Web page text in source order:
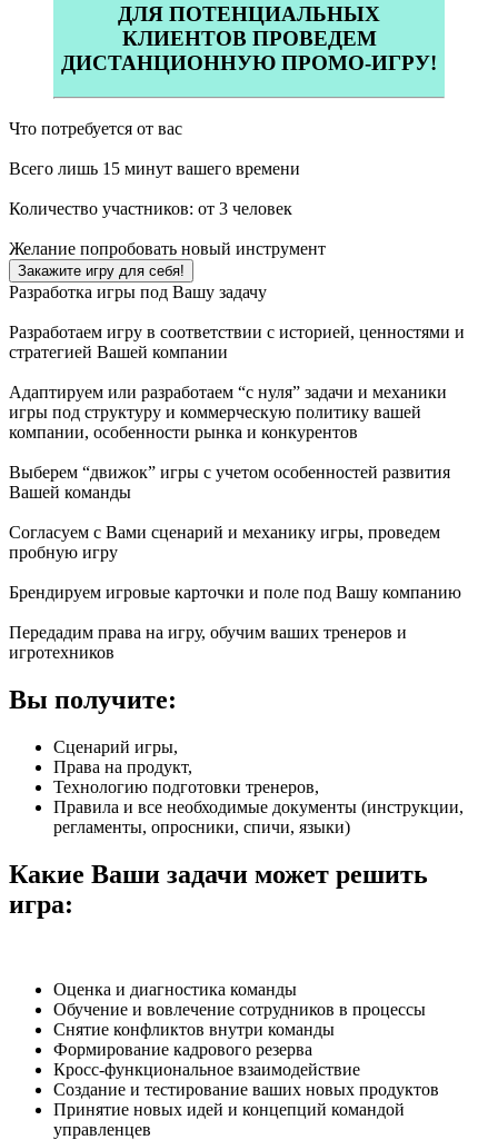
ДЛЯ ПОТЕНЦИАЛЬНЫХ
КЛИЕНТОВ ПРОВЕДЕМ
ДИСТАНЦИОННУЮ ПРОМО-ИГРУ!
Что потребуется от вас
Всего лишь 15 минут вашего времени
Количество участников: от 3 человек
Желание попробовать новый инструмент
Закажите игру для себя!
Разработка игры под Вашу задачу
Разработаем игру в соответствии с историей, ценностями и
стратегией Вашей компании
Адаптируем или разработаем “с нуля” задачи и механики
игры под структуру и коммерческую политику вашей
компании, особенности рынка и конкурентов
Выберем “движок” игры с учетом особенностей развития
Вашей команды
Согласуем с Вами сценарий и механику игры, проведем
пробную игру
Брендируем игровые карточки и поле под Вашу компанию
Передадим права на игру, обучим ваших тренеров и
игротехников
Вы получите:
Сценарий игры,
Права на продукт,
Технологию подготовки тренеров,
Правила и все необходимые документы (инструкции,
регламенты, опросники, спичи, языки)
Какие Ваши задачи может решить
игра:
Оценка и диагностика команды
Обучение и вовлечение сотрудников в процессы
Снятие конфликтов внутри команды
Формирование кадрового резерва
Кросс-функциональное взаимодействие
Создание и тестирование ваших новых продуктов
Принятие новых идей и концепций командой
управленцев